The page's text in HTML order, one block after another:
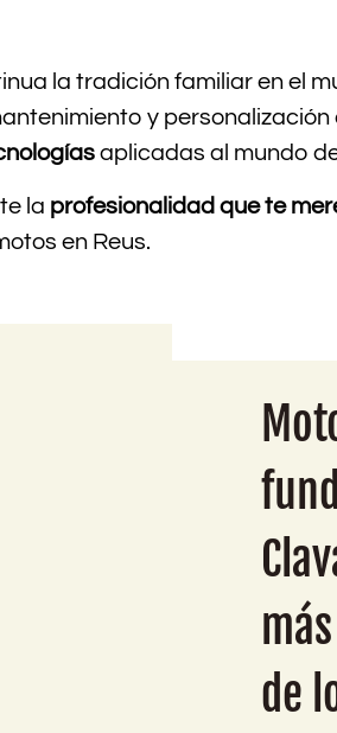
la tradición familiar en el
y
aplicadas al mundo
la profesionalidad que te
en Reus.
de